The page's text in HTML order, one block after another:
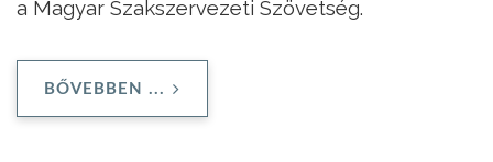
a Magyar Szakszervezeti Szövetség.
BŐVEBBEN ...